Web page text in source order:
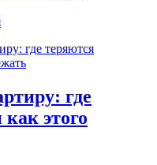
где
этого